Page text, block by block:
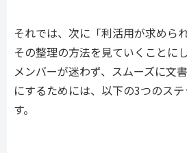
それでは、次に「利活用が求めら
その整理の方法を見ていくことに
メンバーが迷わず、スムーズに文
にするためには、以下の3つのス
す。